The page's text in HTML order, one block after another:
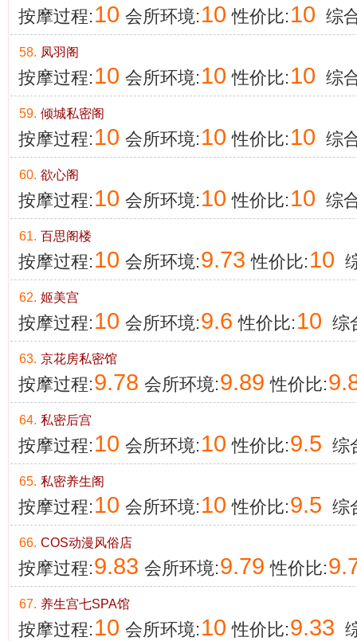
按摩过程: 10 会所环境: 10 性价比: 10 综
58. 凤羽阁
按摩过程: 10 会所环境: 10 性价比: 10 综
59. 倾城私密阁
按摩过程: 10 会所环境: 10 性价比: 10 综
60. 欲心阁
按摩过程: 10 会所环境: 10 性价比: 10 综
61. 百思阁楼
按摩过程: 10 会所环境:9.73 性价比: 10
62. 姬美宫
按摩过程: 10 会所环境:9.6 性价比: 10 综
63. 京花房私密馆
按摩过程:9.78 会所环境:9.89 性价比:
64. 私密后宫
按摩过程: 10 会所环境: 10 性价比:9.5 综
65. 私密养生阁
按摩过程: 10 会所环境: 10 性价比:9.5 综
66. COS动漫风俗店
按摩过程:9.83 会所环境:9.79 性价比:
67. 养生宫七SPA馆
按摩过程: 10 会所环境: 10 性价比:9.33